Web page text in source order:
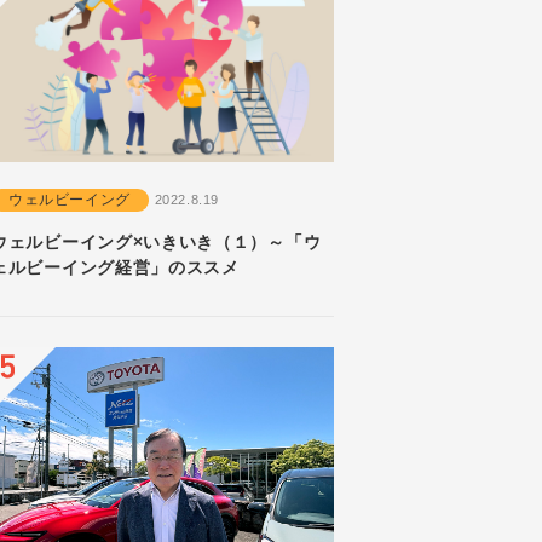
ウェルビーイング 2022.8.19
ェルビーイング×いきいき（１）～「ウ
ルビーイング経営」のススメ